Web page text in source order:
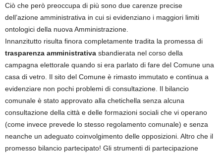
Ciò che però preoccupa di più sono due carenze precise
dell’azione amministrativa in cui si evidenziano i maggiori limiti
ontologici della nuova Amministrazione.
Innanzitutto risulta finora completamente tradita la promessa di
trasparenza amministrativa sbandierata nel corso della
campagna elettorale quando si era parlato di fare del Comune una
casa di vetro. Il sito del Comune è rimasto immutato e continua a
evidenziare non pochi problemi di consultazione. Il bilancio
comunale è stato approvato alla chetichella senza alcuna
consultazione della città e delle formazioni sociali che vi operano
(come invece prevede lo stesso regolamento comunale) e senza
neanche un adeguato coinvolgimento delle opposizioni. Altro che il
promesso bilancio partecipato! Gli strumenti di partecipazione